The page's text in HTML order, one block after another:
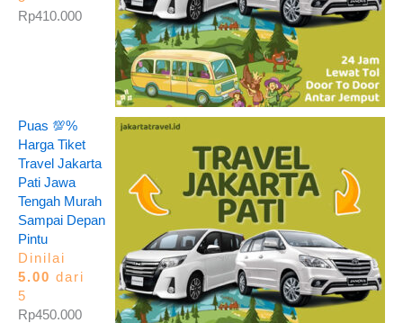
Rp410.000
Puas 💯%
Harga Tiket
Travel Jakarta
Pati Jawa
Tengah Murah
Sampai Depan
Pintu
Dinilai
5.00 dari
5
Rp450.000